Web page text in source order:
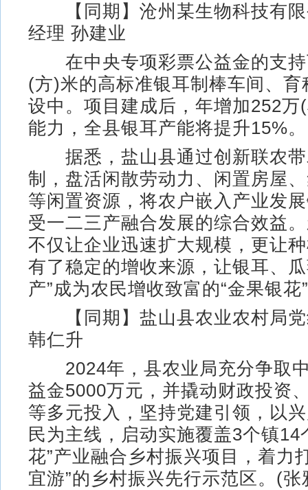
【同期】沧州某生物科技有限
经理 孙建业
在中央专项彩票公益金的支持
(方)米的高标准银耳制棒车间、育
设中。项目建成后，年增加252万
能力，全县银耳产能将提升15%。
据悉，盐山县通过创新联农带
制，盘活闲散劳动力、闲置房屋
等闲置资源，将农户嵌入产业发
受一二三产融合发展的综合效益
不仅让企业迅速扩大规模，更让
有了稳定的增收来源，让银耳、
产”成为农民增收致富的“金果银花
【同期】盐山县农业农村局党
韩仁升
2024年，县农业局充分争取
益金5000万元，并撬动财政投资
等多元投入，坚持党建引领，以
民为主线，启动实施覆盖3个镇14
花”产业融合乡村振兴项目，着力
宜游”的乡村振兴先行示范区。(